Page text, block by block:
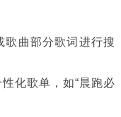
歌曲部分歌词进行搜
化歌单，如“晨跑必